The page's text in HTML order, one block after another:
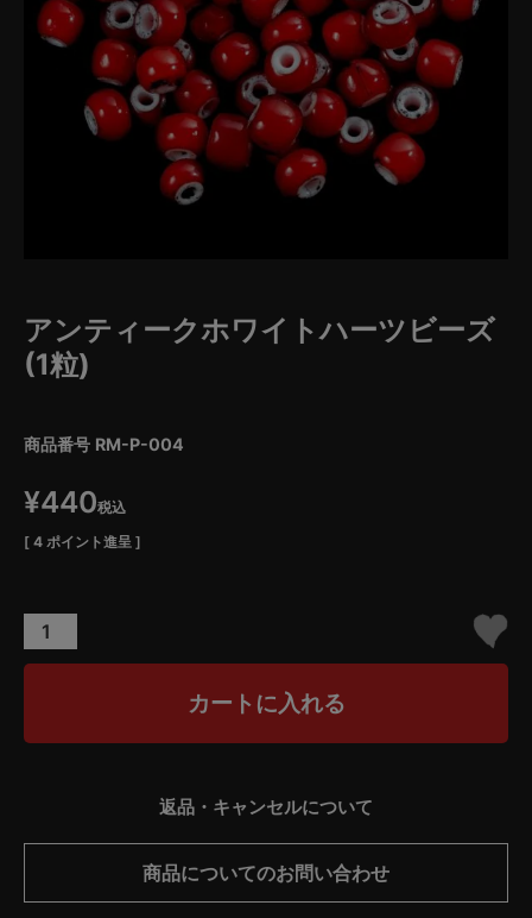
アンティークホワイトハーツビーズ
(1粒)
商品番号 RM-P-004
¥440税込
[ 4 ポイント進呈 ]
カートに入れる
返品・キャンセルについて
商品についてのお問い合わせ